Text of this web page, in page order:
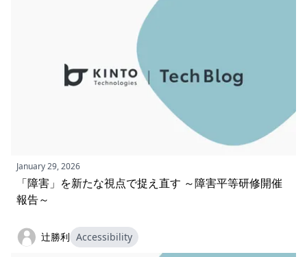
January 29, 2026
「障害」を新たな視点で捉え直す ～障害平等研修開催
報告～
辻勝利 Accessibility